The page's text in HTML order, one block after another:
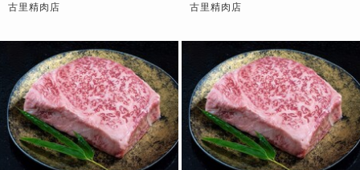
古里精肉店
古里精肉店